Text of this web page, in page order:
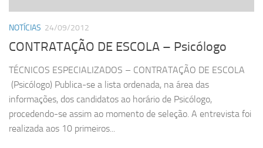
NOTÍCIAS 24/09/2012
CONTRATAÇÃO DE ESCOLA – Psicólogo
TÉCNICOS ESPECIALIZADOS – CONTRATAÇÃO DE ESCOLA
(Psicólogo) Publica-se a lista ordenada, na área das
informações, dos candidatos ao horário de Psicólogo,
procedendo-se assim ao momento de seleção. A entrevista foi
realizada aos 10 primeiros...